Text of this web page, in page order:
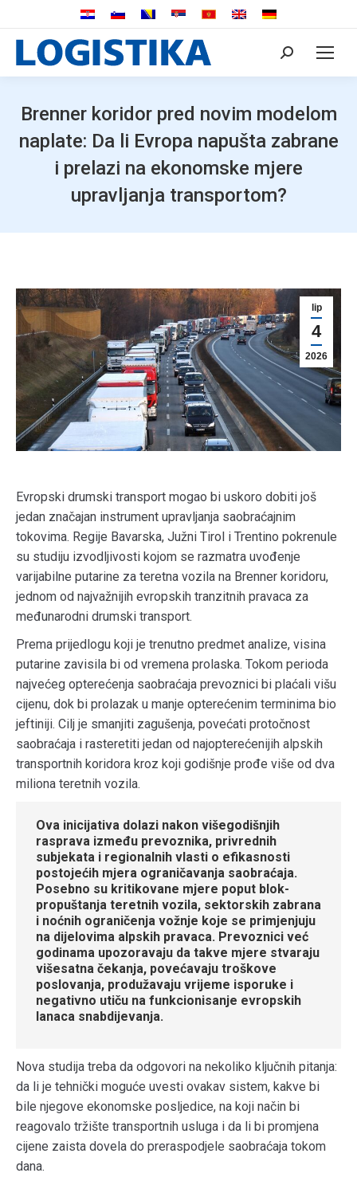
Search:
Brenner koridor pred novim modelom
naplate: Da li Evropa napušta zabrane
i prelazi na ekonomske mjere
upravljanja transportom?
lip
4
2026
Evropski drumski transport mogao bi uskoro dobiti još
jedan značajan instrument upravljanja saobraćajnim
tokovima. Regije Bavarska, Južni Tirol i Trentino pokrenule
su studiju izvodljivosti kojom se razmatra uvođenje
varijabilne putarine za teretna vozila na Brenner koridoru,
jednom od najvažnijih evropskih tranzitnih pravaca za
međunarodni drumski transport.
Prema prijedlogu koji je trenutno predmet analize, visina
putarine zavisila bi od vremena prolaska. Tokom perioda
najvećeg opterećenja saobraćaja prevoznici bi plaćali višu
cijenu, dok bi prolazak u manje opterećenim terminima bio
jeftiniji. Cilj je smanjiti zagušenja, povećati protočnost
saobraćaja i rasteretiti jedan od najopterećenijih alpskih
transportnih koridora kroz koji godišnje prođe više od dva
miliona teretnih vozila.
Ova inicijativa dolazi nakon višegodišnjih
rasprava između prevoznika, privrednih
subjekata i regionalnih vlasti o efikasnosti
postojećih mjera ograničavanja saobraćaja.
Posebno su kritikovane mjere poput blok-
propuštanja teretnih vozila, sektorskih zabrana
i noćnih ograničenja vožnje koje se primjenjuju
na dijelovima alpskih pravaca. Prevoznici već
godinama upozoravaju da takve mjere stvaraju
višesatna čekanja, povećavaju troškove
poslovanja, produžavaju vrijeme isporuke i
negativno utiču na funkcionisanje evropskih
lanaca snabdijevanja.
Nova studija treba da odgovori na nekoliko ključnih pitanja:
da li je tehnički moguće uvesti ovakav sistem, kakve bi
bile njegove ekonomske posljedice, na koji način bi
reagovalo tržište transportnih usluga i da li bi promjena
cijene zaista dovela do preraspodjele saobraćaja tokom
dana.